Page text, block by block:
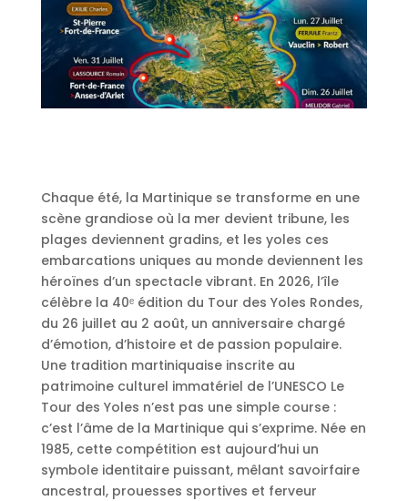
Chaque été, la Martinique se transforme en une
scène grandiose où la mer devient tribune, les
plages deviennent gradins, et les yoles ces
embarcations uniques au monde deviennent les
héroïnes d’un spectacle vibrant. En 2026, l’île
célèbre la 40ᵉ édition du Tour des Yoles Rondes,
du 26 juillet au 2 août, un anniversaire chargé
d’émotion, d’histoire et de passion populaire.
Une tradition martiniquaise inscrite au
patrimoine culturel immatériel de l’UNESCO Le
Tour des Yoles n’est pas une simple course :
c’est l’âme de la Martinique qui s’exprime. Née en
1985, cette compétition est aujourd’hui un
symbole identitaire puissant, mêlant savoirfaire
ancestral, prouesses sportives et ferveur